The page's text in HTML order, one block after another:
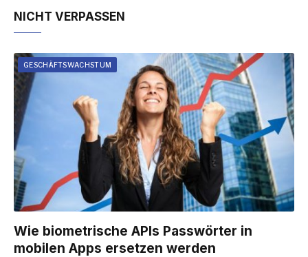
NICHT VERPASSEN
GESCHÄFTSWACHSTUM
Wie biometrische APIs Passwörter in
mobilen Apps ersetzen werden